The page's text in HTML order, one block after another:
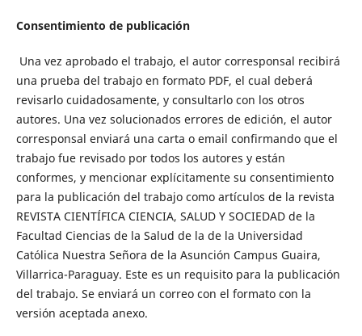
Consentimiento de publicación
Una vez aprobado el trabajo, el autor corresponsal recibirá
una prueba del trabajo en formato PDF, el cual deberá
revisarlo cuidadosamente, y consultarlo con los otros
autores. Una vez solucionados errores de edición, el autor
corresponsal enviará una carta o email confirmando que el
trabajo fue revisado por todos los autores y están
conformes, y mencionar explícitamente su consentimiento
para la publicación del trabajo como artículos de la revista
REVISTA CIENTÍFICA CIENCIA, SALUD Y SOCIEDAD de la
Facultad Ciencias de la Salud de la de la Universidad
Católica Nuestra Señora de la Asunción Campus Guaira,
Villarrica-Paraguay. Este es un requisito para la publicación
del trabajo. Se enviará un correo con el formato con la
versión aceptada anexo.